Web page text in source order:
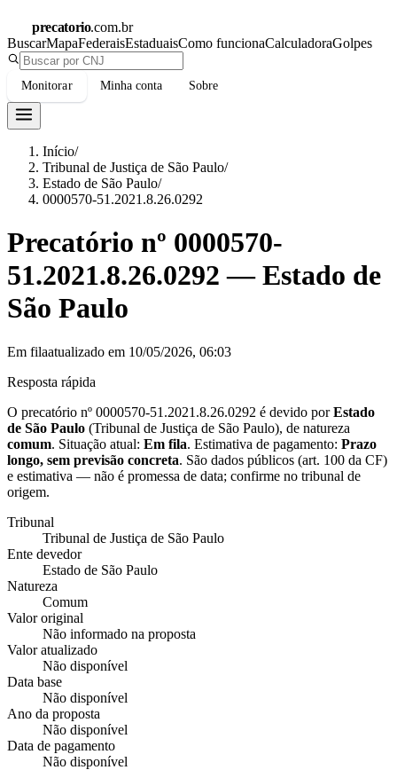
precatorio.com.br
BuscarMapaFederaisEstaduaisComo funcionaCalculadoraGolpes
Monitorar Minha conta Sobre
Início/
Tribunal de Justiça de São Paulo/
Estado de São Paulo/
0000570-51.2021.8.26.0292
Precatório nº 0000570-
51.2021.8.26.0292 —Estado de
São Paulo
Em filaatualizado em 10/05/2026, 06:03
Resposta rápida
O precatório nº 0000570-51.2021.8.26.0292 é devido porEstado
de São Paulo (Tribunal de Justiça de São Paulo), de natureza
comum. Situação atual: Em fila. Estimativa de pagamento: Prazo
longo, sem previsão concreta. São dados públicos (art. 100 da CF)
e estimativa — não é promessa de data; confirme no tribunal de
origem.
Tribunal
Tribunal de Justiça de São Paulo
Ente devedor
Estado de São Paulo
Natureza
Comum
Valor original
Não informado na proposta
Valor atualizado
Não disponível
Data base
Não disponível
Ano da proposta
Não disponível
Data de pagamento
Não disponível